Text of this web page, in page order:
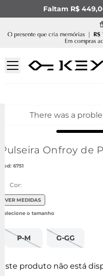
Faltam R$
There was a
Pulseira Onfroy de
: 6751
Cor:
VER MEDIDAS
P-M G-GG
Este produto não está